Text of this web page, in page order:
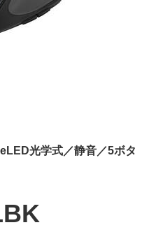
光学式／静音／5ボタ